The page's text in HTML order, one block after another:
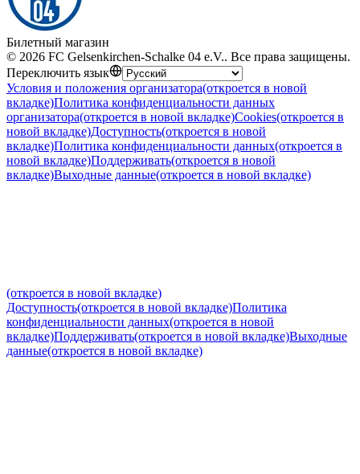
Билетный магазин
© 2026 FC Gelsenkirchen-Schalke 04 e.V.. Все права защищены.
Переключить язык
Условия и положения организатора(откроется в новой
вкладке)Политика конфиденциальности данных
организатора(откроется в новой вкладке)Cookies(откроется в
новой вкладке)Доступность(откроется в новой
вкладке)Политика конфиденциальности данных(откроется в
новой вкладке)Поддерживать(откроется в новой
вкладке)Выходные данные(откроется в новой вкладке)
(откроется в новой вкладке)
Доступность(откроется в новой вкладке)Политика
конфиденциальности данных(откроется в новой
вкладке)Поддерживать(откроется в новой вкладке)Выходные
данные(откроется в новой вкладке)